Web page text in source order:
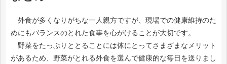
外食が多くなりがちな一人親方ですが、現場での健康維持のた
めにもバランスのとれた食事を心がけることが大切です。
野菜をたっぷりととることには体にとってさまざまなメリット
があるため、野菜がとれる外食を選んで健康的な毎日を送りまし